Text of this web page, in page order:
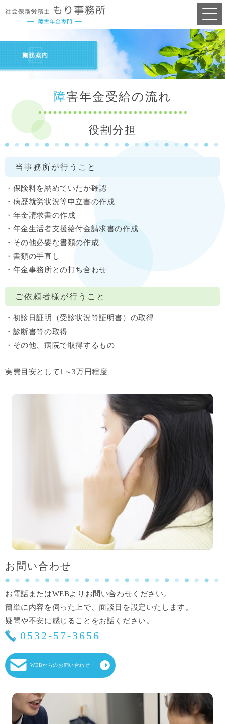
障害年金受給の流れ
役割分担
当事務所が行うこと
・保険料を納めていたか確認
・病歴就労状況等申立書の作成
・年金請求書の作成
・年金生活者支援給付金請求書の作成
・その他必要な書類の作成
・書類の手直し
・年金事務所との打ち合わせ
ご依頼者様が行うこと
・初診日証明（受診状況等証明書）の取得
・診断書等の取得
・その他、病院で取得するもの
実費目安として1～3万円程度
お問い合わせ
お電話またはWEBよりお問い合わせください。
簡単に内容を伺った上で、面談日を設定いたします。
疑問や不安に感じることをお話ください。
0532-57-3656
WEBからのお問い合わせ